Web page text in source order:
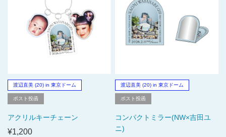
渡辺直美 (20) in 東京ドーム
ポスト投函
アクリルキーチェーン
¥1,200
渡辺直美 (20) in 東京ドーム
ポスト投函
コンパクトミラー(NW×吉田ユ
ニ)